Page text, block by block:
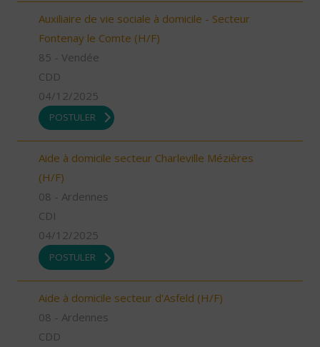
Auxiliaire de vie sociale à domicile - Secteur
Fontenay le Comte (H/F)
85 - Vendée
CDD
04/12/2025
POSTULER
Aide à domicile secteur Charleville Mézières
(H/F)
08 - Ardennes
CDI
04/12/2025
POSTULER
Aide à domicile secteur d'Asfeld (H/F)
08 - Ardennes
CDD